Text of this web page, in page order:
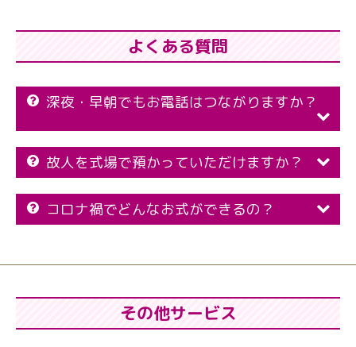
よくある質問
深夜・早朝でもお電話はつながりますか？
故人を式場で預かっていただけますか？
コロナ禍でどんなお式ができるの？
その他サービス